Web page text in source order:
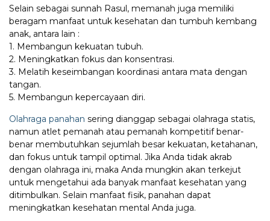
Selain sebagai sunnah Rasul, memanah juga memiliki
beragam manfaat untuk kesehatan dan tumbuh kembang
anak, antara lain :
1. Membangun kekuatan tubuh.
2. Meningkatkan fokus dan konsentrasi.
3. Melatih keseimbangan koordinasi antara mata dengan
tangan.
5. Membangun kepercayaan diri.
Olahraga panahan sering dianggap sebagai olahraga statis,
namun atlet pemanah atau pemanah kompetitif benar-
benar membutuhkan sejumlah besar kekuatan, ketahanan,
dan fokus untuk tampil optimal. Jika Anda tidak akrab
dengan olahraga ini, maka Anda mungkin akan terkejut
untuk mengetahui ada banyak manfaat kesehatan yang
ditimbulkan. Selain manfaat fisik, panahan dapat
meningkatkan kesehatan mental Anda juga.